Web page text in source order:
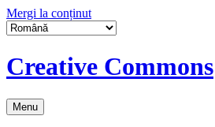
Mergi la conținut
Creative Commons
Menu